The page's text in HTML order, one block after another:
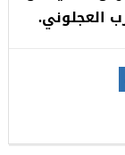
العجلوني.